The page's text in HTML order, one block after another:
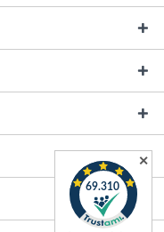
✕